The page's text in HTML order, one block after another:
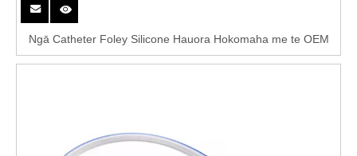
taipitopito
Ngā Catheter Foley Silicone Hauora Hokomaha me te OEM